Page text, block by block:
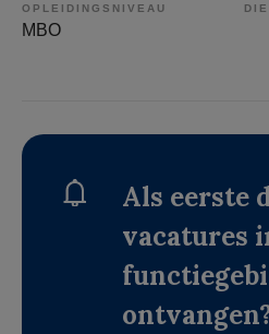
OPLEIDINGSNIVEAU
MBO
Als eerste
vacatures